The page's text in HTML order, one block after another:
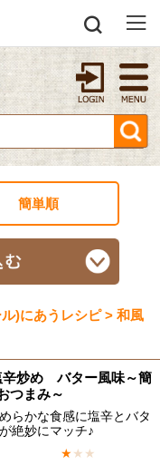
簡単順
)にあうレシピ > 和風
辛炒め バター風味～簡
つまみ～
らかな食感に塩辛とバタ
絶妙にマッチ♪
★★ ★